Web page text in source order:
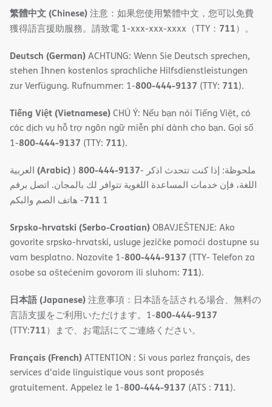
繁體中文 (Chinese)注意：如果您使用繁體中文，您可以免費
獲得語言援助服務。請致電 1-xxx-xxx-xxxx（TTY： 711）。
Deutsch (German)ACHTUNG: Wenn Sie Deutsch sprechen,
stehen Ihnen kostenlos sprachliche Hilfsdienstleistungen
zur Verfügung. Rufnummer: 1-800-444-9137 (TTY: 711).
Tiếng Việt (Vietnamese)CHÚ Ý: Nếu bạn nói Tiếng Việt, có
các dịch vụ hỗ trợ ngôn ngữ miễn phí dành cho bạn. Gọi số
1-800-444-9137 (TTY: 711).
(Arabic)) 800-444-9137- ملحوظة: إذا كنت تتحدث اذكر
اللغة، فإن خدمات المساعدة اللغویة تتوافر لك بالمجان. اتصل برقم
1
711- ھاتف الصم والبكم
Srpsko-hrvatski (Serbo-Croatian)OBAVJEŠTENJE: Ako
govorite srpsko-hrvatski, usluge jezičke pomoći dostupne su
vam besplatno. Nazovite 1-800-444-9137 (TTY- Telefon za
osobe sa oštećenim govorom ili sluhom: 711).
日本語 (Japanese)注意事項：日本語を話される場合、無料の
言語支援をご利用いただけます。1-800-444-9137
(TTY:711）まで、お電話にてご連絡ください。
Français (French)ATTENTION : Si vous parlez français, des
services d'aide linguistique vous sont proposés
gratuitement. Appelez le 1-800-444-9137 (ATS : 711).